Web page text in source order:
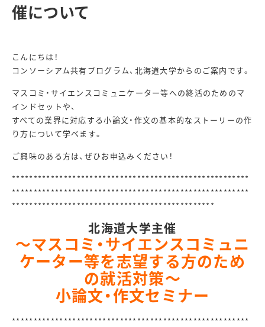
催について
こんにちは！
コンソーシアム共有プログラム、北海道大学からのご案内です。
マスコミ・サイエンスコミュニケーター等への終活のためのマ
インドセットや、
すべての業界に対応する小論文・作文の基本的なストーリーの作
り方について学べます。
ご興味のある方は、ぜひお申込みください！
*******************************************************
*******************************************************
***********************************************
北海道大学主催
～マスコミ・サイエンスコミュニ
ケーター等を志望する方のため
の就活対策～
小論文・作文セミナー
*******************************************************